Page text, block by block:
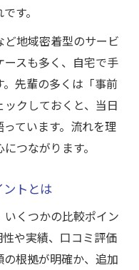
す。
地域密着型のサービ
スも多く、自宅で手
先輩の多くは「事前
クしておくと、当日
ています。流れを理
つながります。
トとは
くつかの比較ポイン
や実績、口コミ評価
根拠が明確か、追加